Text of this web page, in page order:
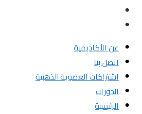
عن الأكاديمية
اتصل بنا
اشتراكات العضوية الذهبية
الدورات
الرئيسية